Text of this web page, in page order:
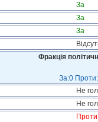
За
За
За
Фракція
За:0
Не
Не
Проти